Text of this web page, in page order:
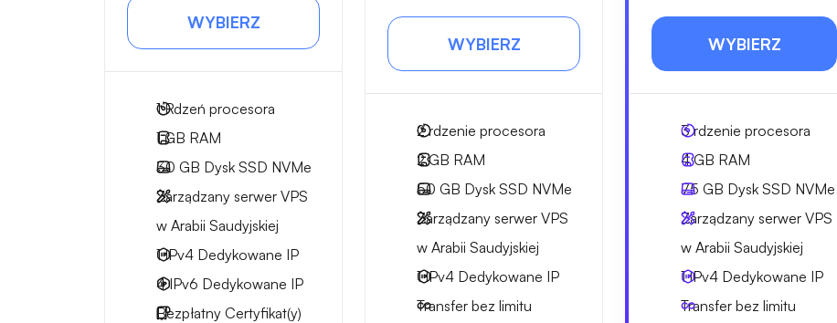
WYBIERZ
1Rdzeń procesora
1 GB RAM
30 GB Dysk SSD NVMe
Zarządzany serwer VPS
w Arabii Saudyjskiej
1 IPv4 Dedykowane IP
4 IPv6 Dedykowane IP
Bezpłatny Certyfikat(y)
WYBIERZ
2rdzenie procesora
2 GB RAM
50 GB Dysk SSD NVMe
Zarządzany serwer VPS
w Arabii Saudyjskiej
1 IPv4 Dedykowane IP
Transfer bez limitu
WYBIERZ
3rdzenie procesora
4 GB RAM
75 GB Dysk SSD NVMe
Zarządzany serwer VPS
w Arabii Saudyjskiej
1 IPv4 Dedykowane IP
Transfer bez limitu